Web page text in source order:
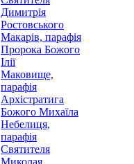
Димитрія
Ростовського
Макарів, парафія
Пророка Божого
Ілії
Маковище,
парафія
Архістратига
Божого Михаїла
Небелиця,
парафія
Святителя
Миколая